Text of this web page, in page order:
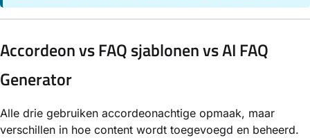
Accordeon vs FAQ sjablonen vs AI FAQ
Generator
Alle drie gebruiken accordeonachtige opmaak, maar
verschillen in hoe content wordt toegevoegd en beheerd.